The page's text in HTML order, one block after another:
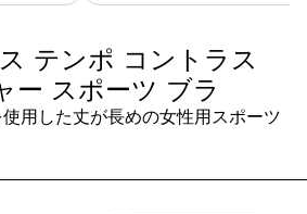
テンポ コントラス
ー スポーツ ブラ
用した丈が長めの女性用スポーツ